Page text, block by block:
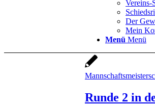
Vereins-
Der
Mein
Menü Menü
Runde 2 in